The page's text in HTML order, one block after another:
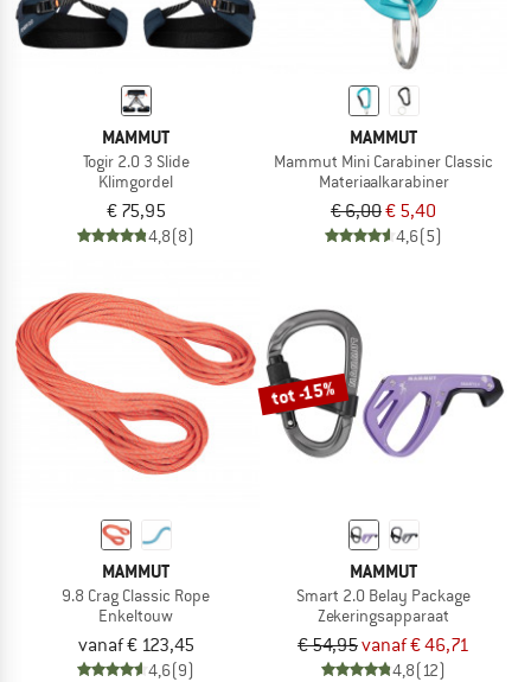
MAMMUT
Togir 2.0 3 Slide
Klimgordel
€ 75,95
4,8(8)
MAMMUT
Mammut Mini Carabiner Classic
Materiaalkarabiner
€ 6,00€ 5,40
4,6(5)
MAMMUT
9.8 Crag Classic Rope
Enkeltouw
vanaf € 123,45
4,6(9)
tot -15%
MAMMUT
Smart 2.0 Belay Package
Zekeringsapparaat
€ 54,95vanaf € 46,71
4,8(12)